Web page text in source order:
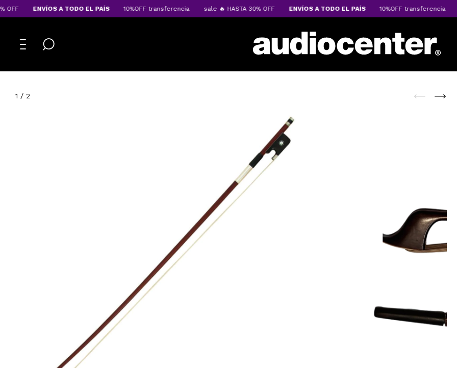
ENVÍOS A TODO EL PAÍS 10%OFF transferencia sale 🔥 HASTA 30% OFF ENVÍOS A TODO EL PAÍS 10%OFF transferencia
1 / 2